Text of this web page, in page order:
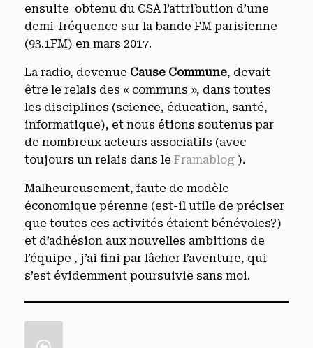
ensuite obtenu du CSA l’attribution d’une
demi-fréquence sur la bande FM parisienne
(93.1FM) en mars 2017.
La radio, devenue Cause Commune, devait
être le relais des « communs », dans toutes
les disciplines (science, éducation, santé,
informatique), et nous étions soutenus par
de nombreux acteurs associatifs (avec
toujours un relais dans le Framablog ).
Malheureusement, faute de modèle
économique pérenne (est-il utile de préciser
que toutes ces activités étaient bénévoles?)
et d’adhésion aux nouvelles ambitions de
l’équipe , j’ai fini par lâcher l’aventure, qui
s’est évidemment poursuivie sans moi.